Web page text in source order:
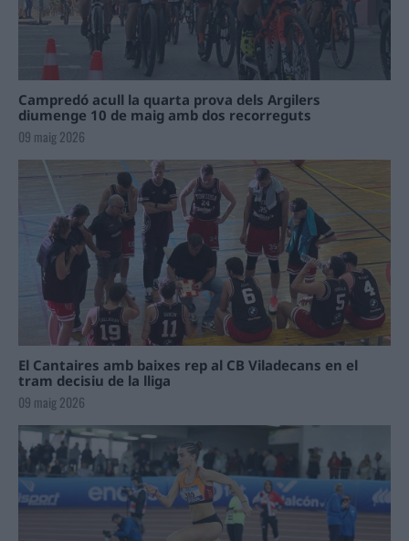
Campredó acull la quarta prova dels Argilers
diumenge 10 de maig amb dos recorreguts
09 maig 2026
El Cantaires amb baixes rep al CB Viladecans en el
tram decisiu de la lliga
09 maig 2026